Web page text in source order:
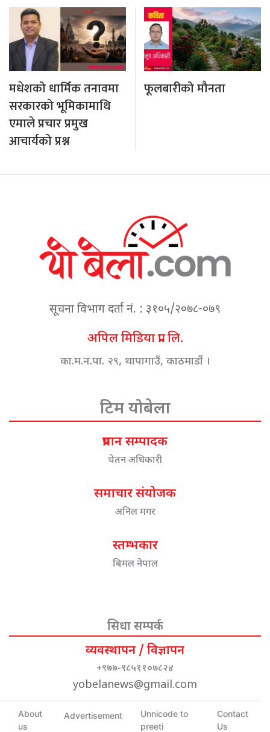
मधेशको धार्मिक तनावमा
सरकारको भूमिकामाथि
एमाले प्रचार प्रमुख
आचार्यको प्रश्न
फूलबारीको मौनता
सूचना विभाग दर्ता नं. : ३१०५/२०७८-०७९
अपिल मिडिया प्रा. लि.
का.म.न.पा. २९, थापागाउँ, काठमाडौं ।
टिम योबेला
प्रधान सम्पादक
चेतन अधिकारी
समाचार संयोजक
अनिल मगर
स्तम्भकार
बिमल नेपाल
सिधा सम्पर्क
व्यवस्थापन / विज्ञापन
+९७७-९८५११०७८२४
yobelanews@gmail.com
About
us
Advertisement
Unnicode to
preeti
Contact
Us